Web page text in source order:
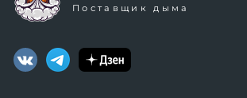
Поставщик дыма